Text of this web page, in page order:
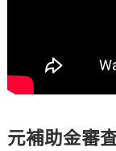
元補助金審